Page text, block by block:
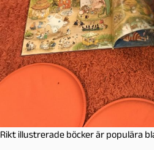
Rikt illustrerade böcker är populära